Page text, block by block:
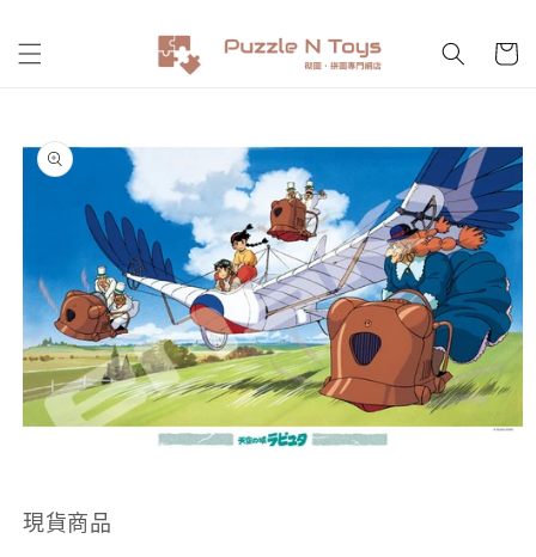
物
略過產
品資訊
動
現貨商品